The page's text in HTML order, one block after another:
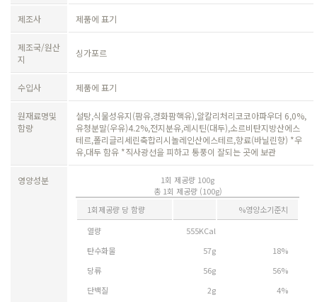
제조사 제품에 표기
제조국/원산
지
싱가포르
수입사 제품에 표기
원재료명및
함량
설탕,식물성유지(팜유,경화팜핵유),알칼리처리코코아파우더 6,0%,
유청분말(우유)4.2%,전지분유,레시틴(대두),소르비탄지방산에스
테르,폴리글리세린축합리시놀레인산에스테르,향료(바닐린향) *우
유,대두 함유 *직사광선을 피하고 통풍이 잘되는 곳에 보관
영양성분
1회 제공량 100g
총 1회 제공량 (100g)
1회제공량 당 함량
%영양소기준치
열량
555KCal
탄수화물
57g
18%
당류
56g
56%
단백질
2g 4%